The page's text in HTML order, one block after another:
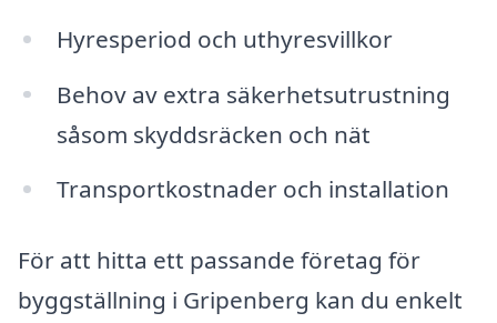
Hyresperiod och uthyresvillkor
Behov av extra säkerhetsutrustning
såsom skyddsräcken och nät
Transportkostnader och installation
För att hitta ett passande företag för
byggställning i Gripenberg kan du enkelt